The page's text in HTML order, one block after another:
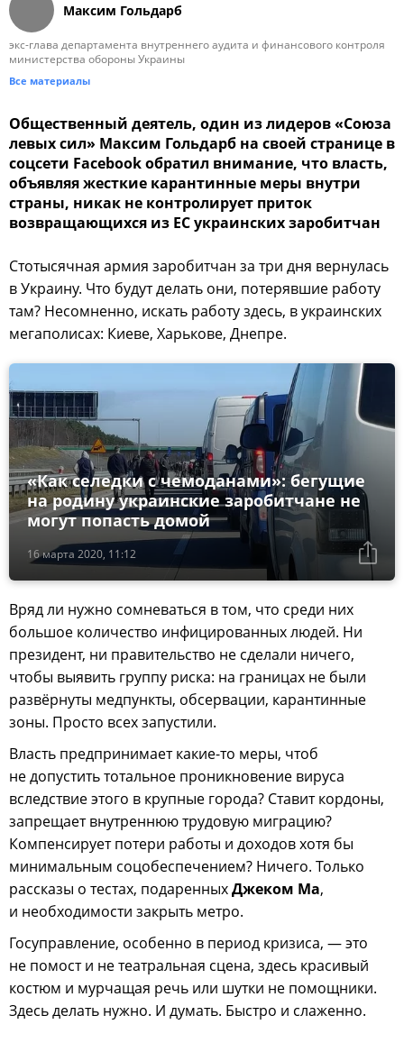
Максим Гольдарб
экс-глава департамента внутреннего аудита и финансового контроля
министерства обороны Украины
Все материалы
Общественный деятель, один из лидеров «Союза
левых сил» Максим Гольдарб на своей странице в
соцсети Facebook обратил внимание, что власть,
объявляя жесткие карантинные меры внутри
страны, никак не контролирует приток
возвращающихся из ЕС украинских заробитчан
Стотысячная армия заробитчан за три дня вернулась
в Украину. Что будут делать они, потерявшие работу
там? Несомненно, искать работу здесь, в украинских
мегаполисах: Киеве, Харькове, Днепре.
16 марта 2020, 11:12
«Как селедки с чемоданами»: бегущие
на родину украинские заробитчане не
могут попасть домой
Вряд ли нужно сомневаться в том, что среди них
большое количество инфицированных людей. Ни
президент, ни правительство не сделали ничего,
чтобы выявить группу риска: на границах не были
развёрнуты медпункты, обсервации, карантинные
зоны. Просто всех запустили.
Власть предпринимает какие-то меры, чтоб
не допустить тотальное проникновение вируса
вследствие этого в крупные города? Ставит кордоны,
запрещает внутреннюю трудовую миграцию?
Компенсирует потери работы и доходов хотя бы
минимальным соцобеспечением? Ничего. Только
рассказы о тестах, подаренныхДжеком Ма,
и необходимости закрыть метро.
Госуправление, особенно в период кризиса, — это
не помост и не театральная сцена, здесь красивый
костюм и мурчащая речь или шутки не помощники.
Здесь делать нужно. И думать. Быстро и слаженно.